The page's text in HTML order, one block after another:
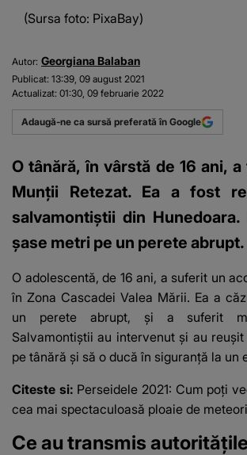
(Sursa foto: PixaBay)
Autor: Georgiana Balaban
Publicat: 13:39, 09 august 2021
Actualizat: 01:30, 09 februarie 2022
Adaugă-ne ca sursă preferată în Google
O tânără, în vârstă de 16 ani,
Munții Retezat. Ea a fost
salvamontiştii din
şase metri pe un perete abrupt.
O adolescentă, de 16 ani, a suferit un
în Zona Cascadei Valea Mării. Ea a
un perete abrupt, și a suferit
Salvamontiştii au intervenut şi au
pe tânără şi să o ducă în siguranţă la un
Citeste si: Perseidele 2021: Cum poţi
cea mai spectaculoasă ploaie de
Ce au transmis autoritățile